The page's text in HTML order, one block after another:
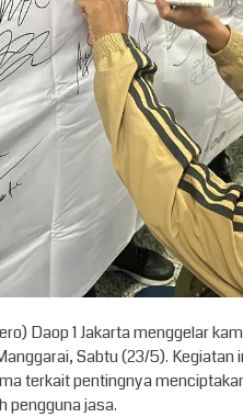
Daop 1 Jakarta menggelar
Sabtu (23/5). Kegiatan
terkait pentingnya
pengguna jasa.